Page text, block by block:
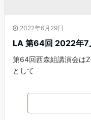
2022年6月29日
LA 第64回 2022年7
第64回西森組講演会は
として